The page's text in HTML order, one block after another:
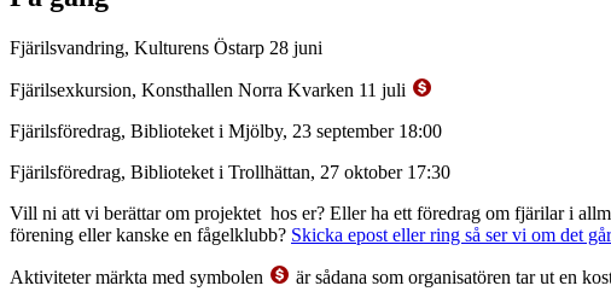
Fjärilsvandring, Kulturens Östarp 28 juni
Fjärilsexkursion, Konsthallen Norra Kvarken 11 juli
Fjärilsföredrag, Biblioteket i Mjölby, 23 september 18:00
Fjärilsföredrag, Biblioteket i Trollhättan, 27 oktober 17:30
Vill ni att vi berättar om projektet hos er? Eller ha ett föredrag om fjärilar i
förening eller kanske en fågelklubb? Skicka epost eller ring så ser vi om det
Aktiviteter märkta med symbolen
är sådana som organisatören tar ut en